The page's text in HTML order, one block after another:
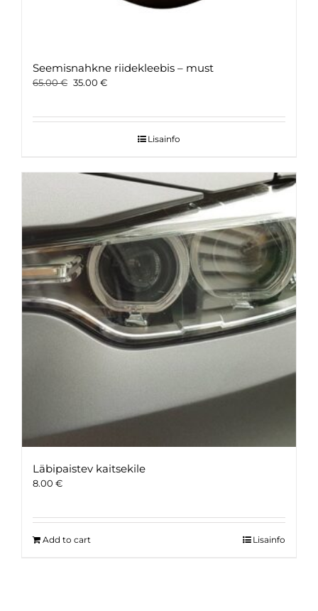
Seemisnahkne riidekleebis – must
65.00€ Original
65.00 €.
35.00 €Current
35.00 €.
Lisainfo
Läbipaistev kaitsekile
8.00 €
Add to cart Lisainfo